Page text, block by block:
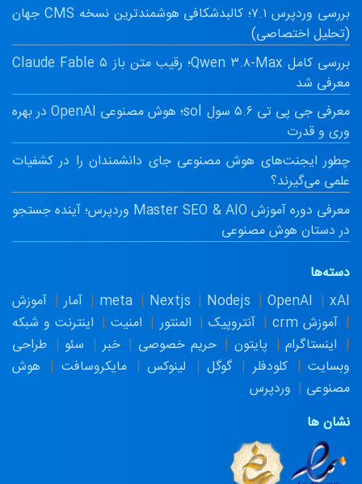
بررسی وردپرس ۷.۱؛ کالبدشکافی هوشمندترین نسخه CMS جهان
(تحلیل اختصاصی)
بررسی کامل Qwen ۳.۸-Max؛ رقیب متن باز Claude Fable ۵
معرفی شد
معرفی جی پی تی ۵.۶ سول sol؛ هوش مصنوعی OpenAI در بهره
وری و قدرت
چطور ایجنت‌های هوش مصنوعی جای دانشمندان را در کشفیات
علمی می‌گیرند؟
معرفی دوره آموزش Master SEO & AIO وردپرس؛ آینده جستجو
در دستان هوش مصنوعی
دسته‌ها
meta
Nextjs Nodejs OpenAI xAI آمار
آموزش
آموزش crm
آنتروپیک المنتور امنیت
اینترنت و شبکه
اینستاگرام
پایتون حریم خصوصی خبر سئو
طراحی
وبسایت
کلودفلر گوگل لینوکس مایکروسافت
هوش
مصنوعی
وردپرس
نشان ها